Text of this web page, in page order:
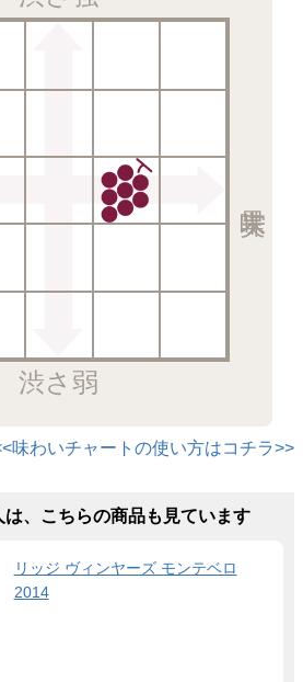
渋さ弱
味わいチャートの使い方はコチラ>>
は、こちらの商品も見ています
リッジ ヴィンヤーズ モンテベロ
2014